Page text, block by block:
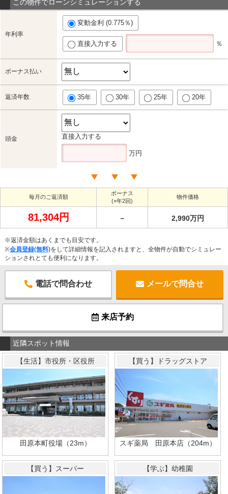
この物件でローンシミュレーションする
年利率
変動金利 (0.775％)
直接入力する ％
ボーナス払い
返済年数 35年 30年 25年 20年
頭金 直接入力する
万円
毎月のご返済額
ボーナス
(×年2回)
物件価格
81,304円 － 2,990万円
※返済金額はあくまでも目安です。
※会員登録(無料)をして詳細情報を記入されますと、全物件が自動でシミュレー
ションされとても便利になります。
電話で問合わせ メールで問合せ
来店予約
近隣スポット情報
【生活】市役所・区役所
田原本町役場（23m）
【買う】ドラッグストア
スギ薬局 田原本店（204m）
【買う】スーパー 【学ぶ】幼稚園